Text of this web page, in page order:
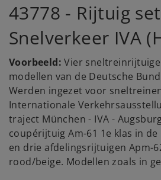
43778 - Rijtuig
Snelverkeer IVA
Voorbeeld: Vier
modellen van de Deutsche
Werden ingezet voor
Internationale
traject München - IVA -
coupérijtuig Am-61 1e klas in
en drie afdelingsrijtuigen Apm-
rood/beige. Modellen zoals in